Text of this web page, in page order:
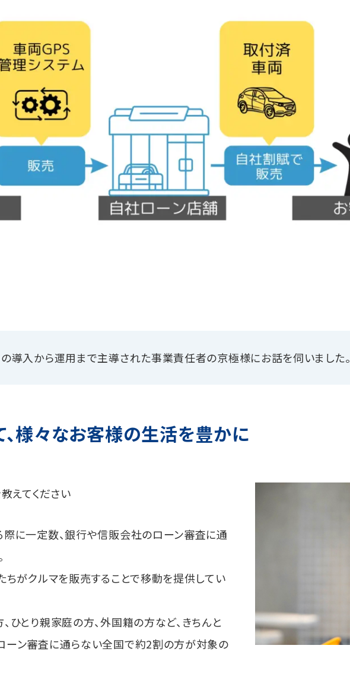
の導入から運用まで主導された事業責任者の京極様にお話を伺いました。
様々なお客様の生活を豊かに
えてください
に一定数、銀行や信販会社のローン審査に通
ちがクルマを販売することで移動を提供してい
ひとり親家庭の方、外国籍の方など、きちんと
ーン審査に通らない全国で約2割の方が対象の